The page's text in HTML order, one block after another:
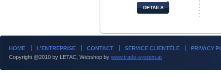
DETAILS
HOME L'ENTREPRISE CONTACT SERVICE CLIENTÈLE
PRIVACY
Copyright @2010 by LETAC, Webshop bywww.trade-system.at